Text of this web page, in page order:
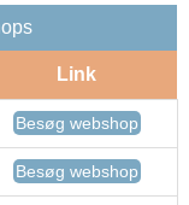
Link
Besøg webshop
Besøg webshop